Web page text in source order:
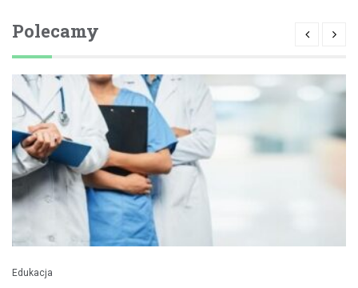
Polecamy
Edukacja